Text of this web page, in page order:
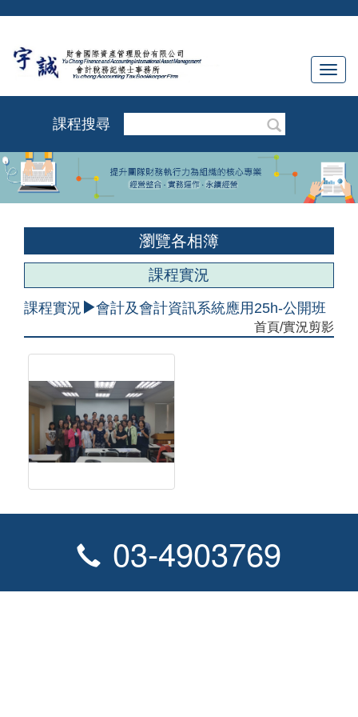
課程搜尋
瀏覽各相簿
課程實況
課程實況 會計及會計資訊系統應用25h-公開班
/實況剪影
首頁
03-4903769